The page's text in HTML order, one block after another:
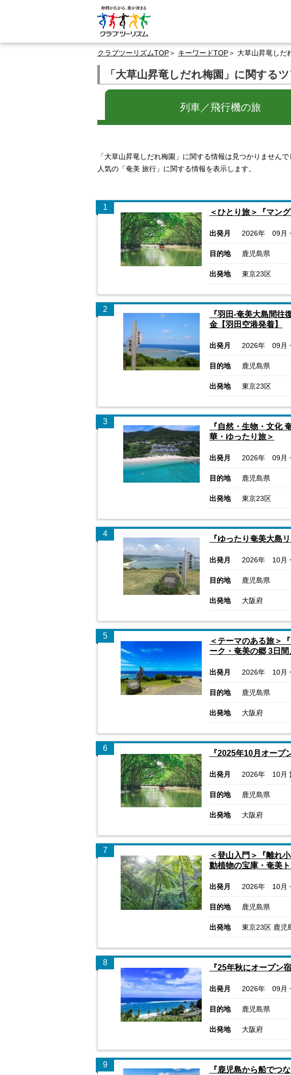
クラブツーリズムTOP キーワードTOP 大草山昇竜しだ
「大草山昇竜しだれ梅園」に関する
列車／飛行機の旅
「大草山昇竜しだれ梅園」に関する情報は見つかりませんで
人気の「奄美 旅行」に関する情報を表示します。
1
＜ひとり旅＞『マン
出発月 2026年 09月
目的地 鹿児島県
出発地 東京23区
2
『羽田-奄美大島間
金【羽田空港発着】
出発月 2026年 09月
目的地 鹿児島県
出発地 東京23区
3
『自然・生物・文化
華・ゆったり旅＞
出発月 2026年 09月
目的地 鹿児島県
出発地 東京23区
4
『ゆったり奄美大島
出発月 2026年 10月
目的地 鹿児島県
出発地 大阪府
5
＜テーマのある旅＞
ーク・奄美の郷 3日間
出発月 2026年 10月
目的地 鹿児島県
出発地 大阪府
6
『2025年10月オープ
出発月 2026年 10月
目的地 鹿児島県
出発地 大阪府
7
＜登山入門＞『離れ
動植物の宝庫・奄美
出発月 2026年 10月
目的地 鹿児島県
出発地 東京23区 鹿児
8
『25年秋にオープン
出発月 2026年 09月
目的地 鹿児島県
出発地 大阪府
9
『鹿児島から船でつ